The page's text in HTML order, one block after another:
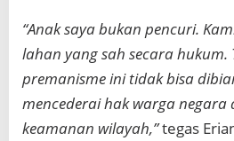
“Anak saya bukan pencuri.
lahan yang sah secara hukum.
premanisme ini tidak bisa
mencederai hak warga negara
keamanan wilayah,”tegas